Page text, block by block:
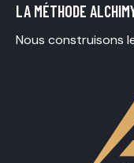
LA MÉTHODE
Nous construisons